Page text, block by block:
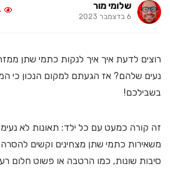
שלומי מור
6 בדצמבר 2023
רוצים לדעת איך איך לנקות כתמי שתן
נעים שלהם? אז הגעתם למקום הנכון כי
בשבילכם!
זה קורה כמעט עם כל ילד: תאונות לא
משאירות כתמי שתן מצחינים וקשים
סיבות שונות, כמו הרטבה או פשוט חלום